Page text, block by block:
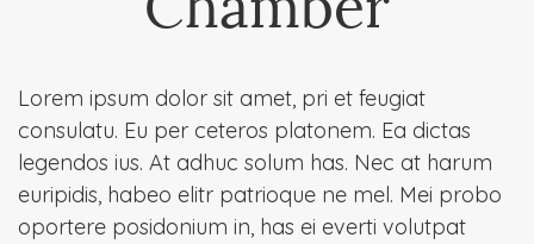
Lorem ipsum dolor sit amet, pri et feugiat
consulatu. Eu per ceteros platonem. Ea dictas
legendos ius. At adhuc solum has. Nec at harum
euripidis, habeo elitr patrioque ne mel. Mei probo
oportere posidonium in, has ei everti volutpat